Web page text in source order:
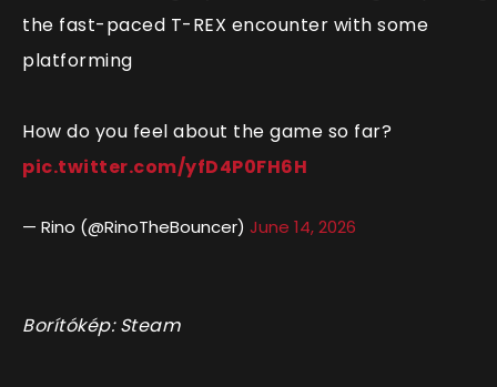
the fast-paced T-REX encounter with some
platforming
How do you feel about the game so far?
pic.twitter.com/yfD4P0FH6H
— Rino (@RinoTheBouncer) June 14, 2026
Borítókép: Steam